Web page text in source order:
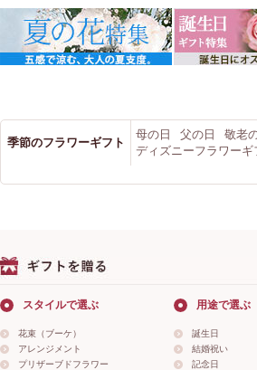
季節のフラワーギフト
母の日 父の日 敬老
ディズニーフラワーギ
スタイルで選ぶ
花束（ブーケ）
アレンジメント
プリザーブドフラワー
用途で選ぶ
誕生日
結婚祝い
記念日